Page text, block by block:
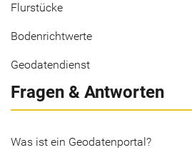
Flurstücke
Bodenrichtwerte
Geodatendienst
Fragen & Antworten
Was ist ein Geodatenportal?